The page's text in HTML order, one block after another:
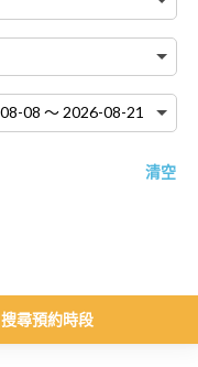
清空
搜尋預約時段